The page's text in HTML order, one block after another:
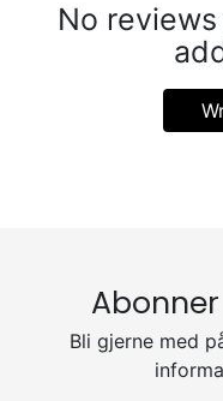
No
Bli gjerne med